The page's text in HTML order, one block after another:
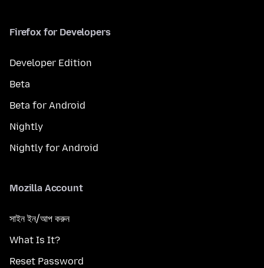
Firefox for Developers
Developer Edition
Beta
Beta for Android
Nightly
Nightly for Android
Mozilla Account
সাইন ইন/আপ করুন
What Is It?
Reset Password